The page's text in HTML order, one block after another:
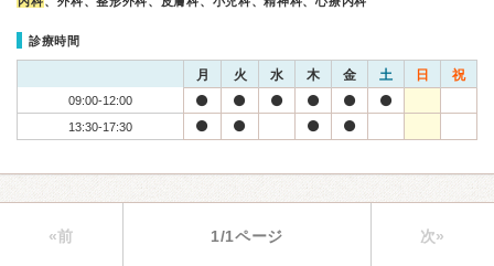
診療時間
月 火 水 木 金 土 日 祝
09:00-12:00
13:30-17:30
«前 1/1ページ 次»